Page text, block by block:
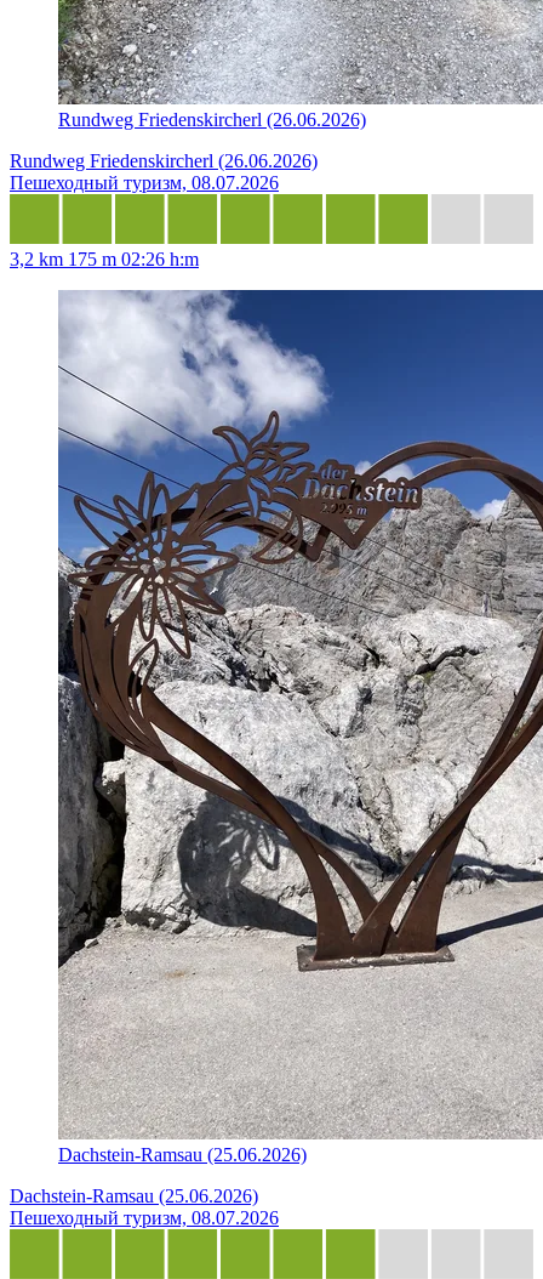
Rundweg Friedenskircherl (26.06.2026)
Rundweg Friedenskircherl (26.06.2026)
Пешеходный туризм, 08.07.2026
3,2 km 175 m 02:26 h:m
Dachstein-Ramsau (25.06.2026)
Dachstein-Ramsau (25.06.2026)
Пешеходный туризм, 08.07.2026